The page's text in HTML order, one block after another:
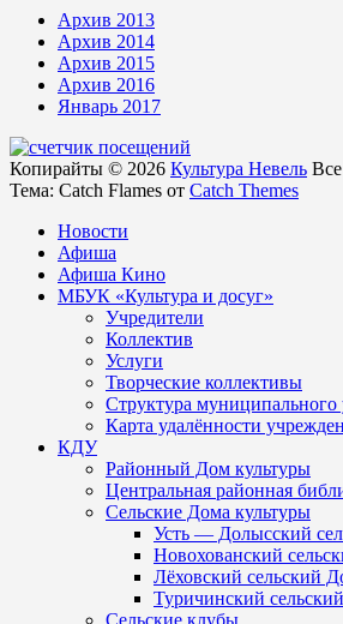
Архив 2013
Архив 2014
Архив 2015
Архив 2016
Январь 2017
Копирайты © 2026 Культура Невель
Тема: Catch Flames от Catch Themes
Новости
Афиша
Афиша Кино
МБУК «Культура и досуг»
Учредители
Коллектив
Услуги
Творческие коллективы
Структура муниципального
Карта удалённости
КДУ
Районный Дом культуры
Центральная районная
Сельские Дома культуры
Усть — Долысский
Новохованский
Лёховский сельский
Туричинский
Сельские клубы